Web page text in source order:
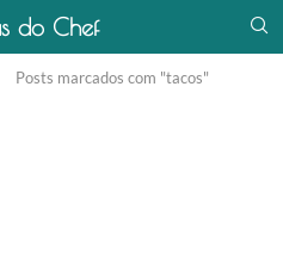
do Chef
Posts marcados com "tacos"